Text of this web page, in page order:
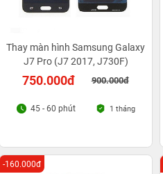
Thay màn hình Samsung Galaxy
J7 Pro (J7 2017, J730F)
750.000đ 900.000đ
45 - 60 phút 1 tháng
-160.000đ